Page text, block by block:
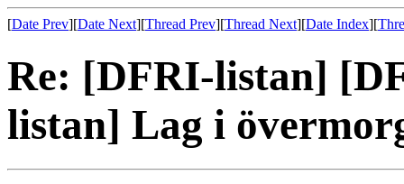
[Date Prev][Date Next][Thread Prev][Thread Next][Date Index][
Re: [DFRI-listan]
listan] Lag i